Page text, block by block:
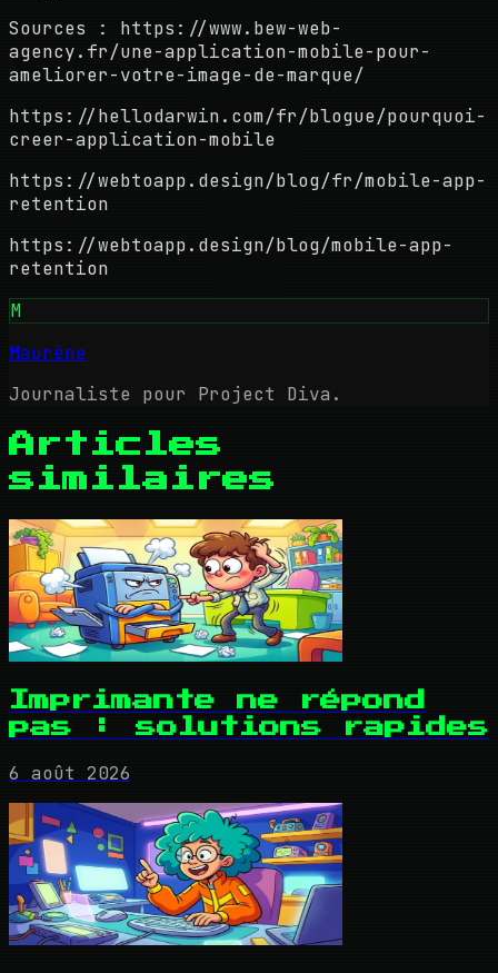
Sources : https://www.bew-web-
agency.fr/une-application-mobile-pour-
ameliorer-votre-image-de-marque/
https://hellodarwin.com/fr/blogue/pourquoi-
creer-application-mobile
https://webtoapp.design/blog/fr/mobile-app-
retention
https://webtoapp.design/blog/mobile-app-
retention
M
Maurène
Journaliste pour Project Diva.
Articles
similaires
Imprimante ne répond
pas : solutions rapides
6 août 2026